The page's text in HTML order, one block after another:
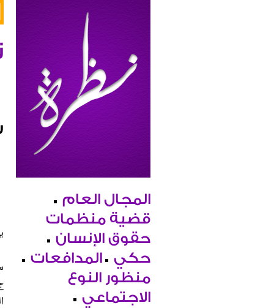
المجال العام
قضية منظمات
حقوق الإنسان
حكي
المدافعات
منظور النوع
الاجتماعي
س2.